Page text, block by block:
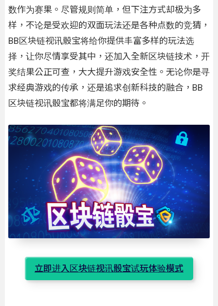
数作为赛果。尽管规则简单，但下注方式却极为多
样，不论是受欢迎的双面玩法还是各种点数的竞猜，
BB区块链视讯骰宝将给你提供丰富多样的玩法选
择，让你尽情享受其中，还加入全新区块链技术，开
奖结果公正可查，大大提升游戏安全性。无论你是寻
求经典游戏的传承，还是追求创新科技的融合，BB
区块链视讯骰宝都将满足你的期待。
立即进入区块链视讯骰宝试玩体验模式